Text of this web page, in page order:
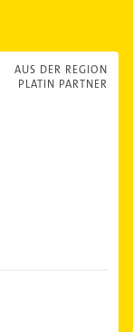
AUS DER REGION
PLATIN PARTNER